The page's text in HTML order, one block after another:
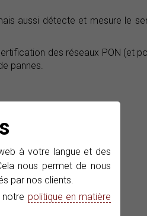
à votre langue et des
nous permet de nous
par nos clients.
politique en matière
aussi détecte et mesure le
des réseaux PON (et
pannes.
AC.